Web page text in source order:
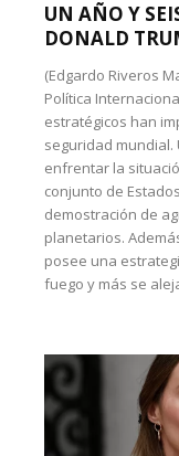
UN AÑO Y
DONALD
(Edgardo Riveros
Política
estratégicos han
seguridad mundial.
enfrentar la
conjunto de
demostración de
planetarios.
posee una
fuego y más se